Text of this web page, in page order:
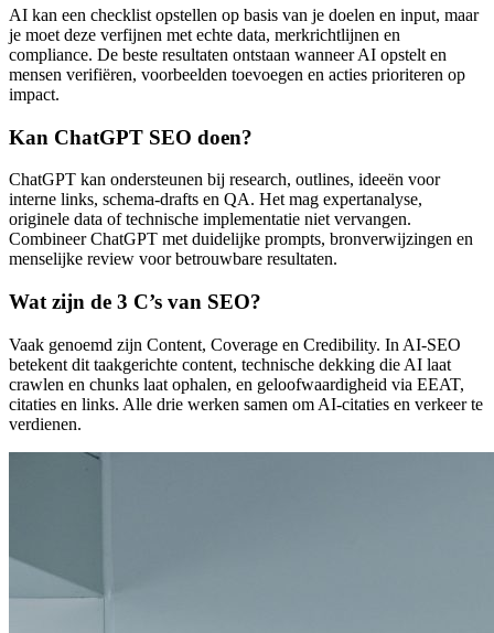
AI kan een checklist opstellen op basis van je doelen en input, maar
je moet deze verfijnen met echte data, merkrichtlijnen en
compliance. De beste resultaten ontstaan wanneer AI opstelt en
mensen verifiëren, voorbeelden toevoegen en acties prioriteren op
impact.
Kan ChatGPT SEO doen?
ChatGPT kan ondersteunen bij research, outlines, ideeën voor
interne links, schema-drafts en QA. Het mag expertanalyse,
originele data of technische implementatie niet vervangen.
Combineer ChatGPT met duidelijke prompts, bronverwijzingen en
menselijke review voor betrouwbare resultaten.
Wat zijn de 3 C’s van SEO?
Vaak genoemd zijn Content, Coverage en Credibility. In AI-SEO
betekent dit taakgerichte content, technische dekking die AI laat
crawlen en chunks laat ophalen, en geloofwaardigheid via EEAT,
citaties en links. Alle drie werken samen om AI-citaties en verkeer te
verdienen.